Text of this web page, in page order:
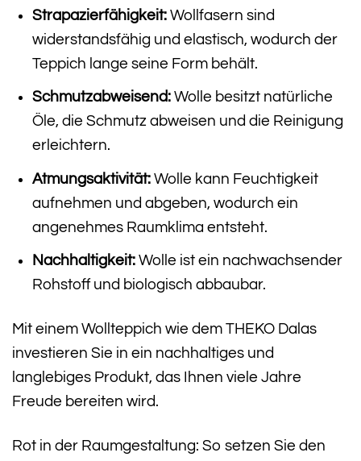
Strapazierfähigkeit:Wollfasern sind
widerstandsfähig und elastisch, wodurch der
Teppich lange seine Form behält.
Schmutzabweisend:Wolle besitzt natürliche
Öle, die Schmutz abweisen und die Reinigung
erleichtern.
Atmungsaktivität:Wolle kann Feuchtigkeit
aufnehmen und abgeben, wodurch ein
angenehmes Raumklima entsteht.
Nachhaltigkeit:Wolle ist ein nachwachsender
Rohstoff und biologisch abbaubar.
Mit einem Wollteppich wie dem THEKO Dalas
investieren Sie in ein nachhaltiges und
langlebiges Produkt, das Ihnen viele Jahre
Freude bereiten wird.
Rot in der Raumgestaltung: So setzen Sie den